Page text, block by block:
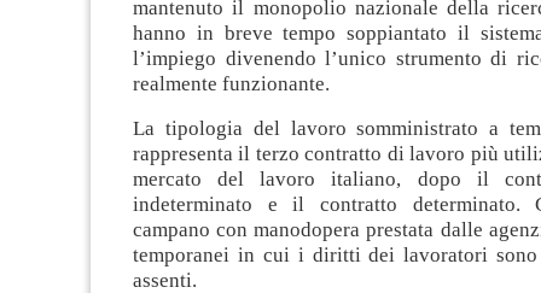
mantenuto il monopolio nazionale della
hanno in breve tempo soppiantato il
l’impiego divenendo l’unico strumento di
realmente funzionante.
La tipologia del lavoro somministrato a
rappresenta il terzo contratto di lavoro più
mercato del lavoro italiano, dopo il
indeterminato e il contratto determinato.
campano con manodopera prestata dalle
temporanei in cui i diritti dei lavoratori sono
assenti.